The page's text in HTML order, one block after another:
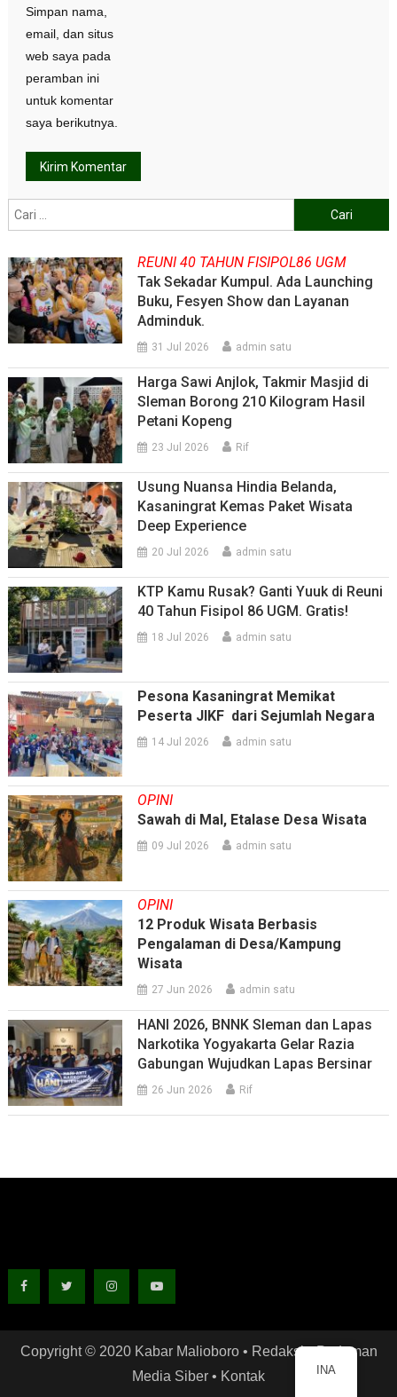
Simpan nama,
email, dan situs
web saya pada
peramban ini
untuk komentar
saya berikutnya.
untuk:
REUNI 40 TAHUN FISIPOL86 UGM
Tak Sekadar Kumpul. Ada Launching
Buku, Fesyen Show dan Layanan
Adminduk.
31 Jul 2026 admin satu
Harga Sawi Anjlok, Takmir Masjid di
Sleman Borong 210 Kilogram Hasil
Petani Kopeng
23 Jul 2026 Rif
Usung Nuansa Hindia Belanda,
Kasaningrat Kemas Paket Wisata
Deep Experience
20 Jul 2026 admin satu
KTP Kamu Rusak? Ganti Yuuk di Reuni
40 Tahun Fisipol 86 UGM. Gratis!
18 Jul 2026 admin satu
Pesona Kasaningrat Memikat
Peserta JIKF dari Sejumlah Negara
14 Jul 2026 admin satu
OPINI
Sawah di Mal, Etalase Desa Wisata
09 Jul 2026 admin satu
OPINI
12 Produk Wisata Berbasis
Pengalaman di Desa/Kampung
Wisata
27 Jun 2026 admin satu
HANI 2026, BNNK Sleman dan Lapas
Narkotika Yogyakarta Gelar Razia
Gabungan Wujudkan Lapas Bersinar
26 Jun 2026 Rif
Copyright © 2020 Kabar Malioboro • Redaksi•Pedoman
Media Siber • Kontak INA